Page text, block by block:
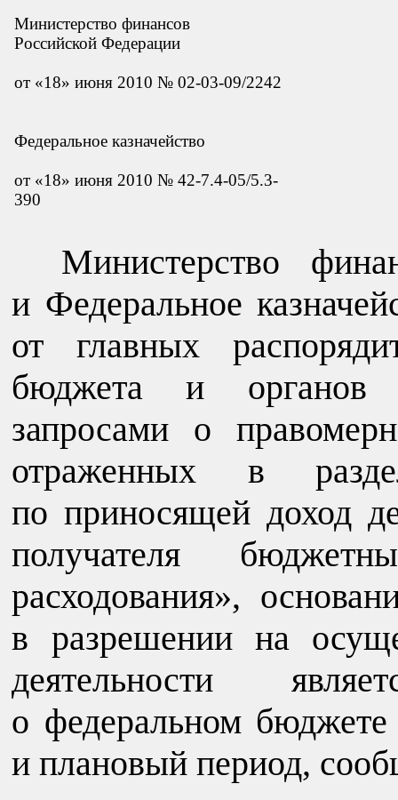
Министерство финансов
Российской Федерации
от «18» июня 2010 № 02-03-09/2242
Федеральное казначейство
от «18» июня 2010 № 42-7.4-05/5.3-
390
Министерство
и Федеральное
от главных
бюджета и органов
запросами о
отраженных в
по приносящей доход
получателя
расходования»,
в разрешении на
деятельности
о федеральном
и плановый период,